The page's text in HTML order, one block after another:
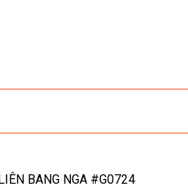
BANG NGA #G0724